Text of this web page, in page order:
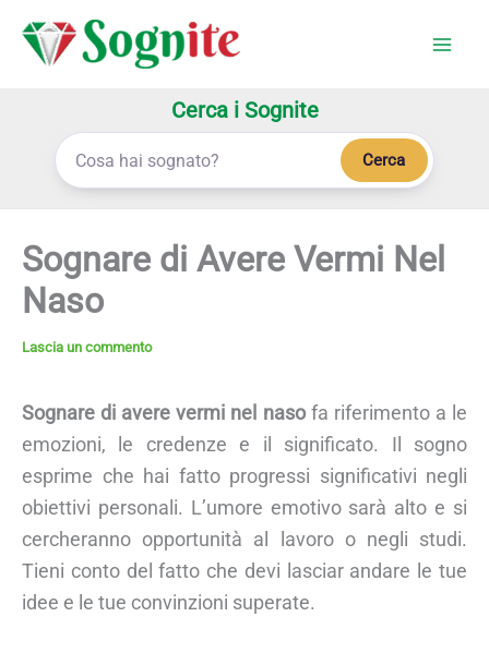
Cerca i Sognite
Cerca
Sognare di Avere Vermi Nel
Naso
Lascia un commento
Sognare di avere vermi nel nasofa riferimento a le
emozioni, le credenze e il significato. Il sogno
esprime che hai fatto progressi significativi negli
obiettivi personali. L’umore emotivo sarà alto e si
cercheranno opportunità al lavoro o negli studi.
Tieni conto del fatto che devi lasciar andare le tue
idee e le tue convinzioni superate.